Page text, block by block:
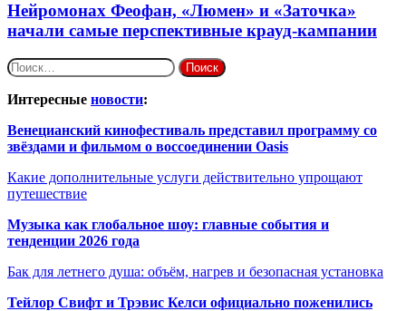
Нейромонах Феофан, «Люмен» и «Заточка»
начали самые перспективные крауд-кампании
Найти:
Интересные новости:
Венецианский кинофестиваль представил программу со
звёздами и фильмом о воссоединении Oasis
Какие дополнительные услуги действительно упрощают
путешествие
Музыка как глобальное шоу: главные события и
тенденции 2026 года
Бак для летнего душа: объём, нагрев и безопасная установка
Тейлор Свифт и Трэвис Келси официально поженились